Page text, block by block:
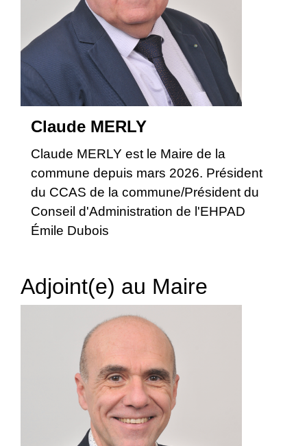
Claude MERLY
Claude MERLY est le Maire de la
commune depuis mars 2026. Président
du CCAS de la commune/Président du
Conseil d'Administration de l'EHPAD
Émile Dubois
Adjoint(e) au Maire